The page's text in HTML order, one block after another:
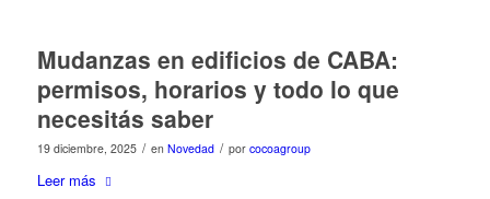
Mudanzas en edificios de CABA:
permisos, horarios y todo lo que
necesitás saber
19 diciembre, 2025 / en Novedad / por cocoagroup
Leer más